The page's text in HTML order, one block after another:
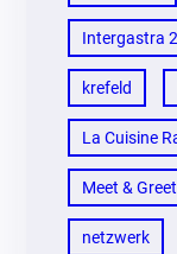
Intergastra
krefeld
La Cuisine
Meet & Greet
netzwerk